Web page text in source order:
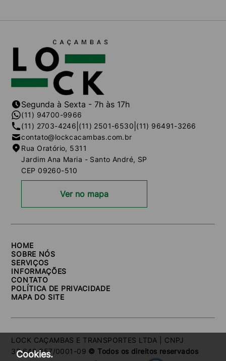
Segunda à Sexta - 7h às 17h
(11) 94700-9966
(11) 2703-4246 (11) 2501-6530 (11) 96491-3266
contato@lockcacambas.com.br
Rua Oratório, 5311
Jardim Ana Maria - Santo André, SP
CEP 09260-510
Ver no mapa
HOME
SOBRE NÓS
SERVIÇOS
INFORMAÇÕES
CONTATO
POLÍTICA DE PRIVACIDADE
MAPA DO SITE
LOCK CAÇAMBAS E TRANSPORTES LTDA | CNPJ
32.648.857/0001-09 © Todos os direitos reservados
Cookies.